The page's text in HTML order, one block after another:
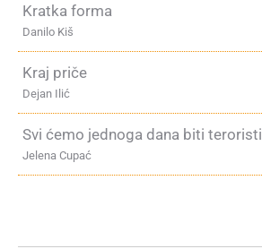
Kratka forma
Danilo Kiš
Kraj priče
Dejan Ilić
Svi ćemo jednoga dana biti teroristi
Jelena Cupać